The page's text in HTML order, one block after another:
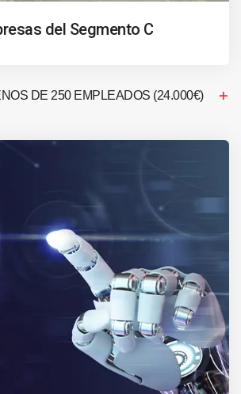
del Segmento C
DE 250 EMPLEADOS (24.000€)